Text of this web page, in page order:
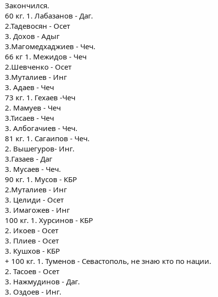
Закончился.
60 кг. 1. Лабазанов - Даг.
2.Тадевосян - Осет
3. Дохов - Адыг
3.Магомедхаджиев - Чеч.
66 кг 1. Межидов - Чеч
2.Шевченко - Осет
3.Муталиев - Инг
3. Адаев - Чеч
73 кг. 1. Гехаев -Чеч
2. Мамуев - Чеч
3.Тисаев - Чеч
3. Албогачиев - Чеч.
81 кг. 1. Сагаипов - Чеч.
2. Вышегуров- Инг.
3.Газаев - Даг
3. Мусаев - Чеч.
90 кг. 1. Мусов - КБР
2.Муталиев - Инг
3. Целиди - Осет
3. Имагожев - Инг
100 кг. 1. Хурсинов - КБР
2. Икоев - Осет
3. Плиев - Осет
3. Кушхов - КБР
+ 100 кг. 1. Туменов - Севастополь, не знаю кто по нации.
2. Тасоев - Осет
3. Нажмудинов - Даг.
3. Оздоев - Инг.